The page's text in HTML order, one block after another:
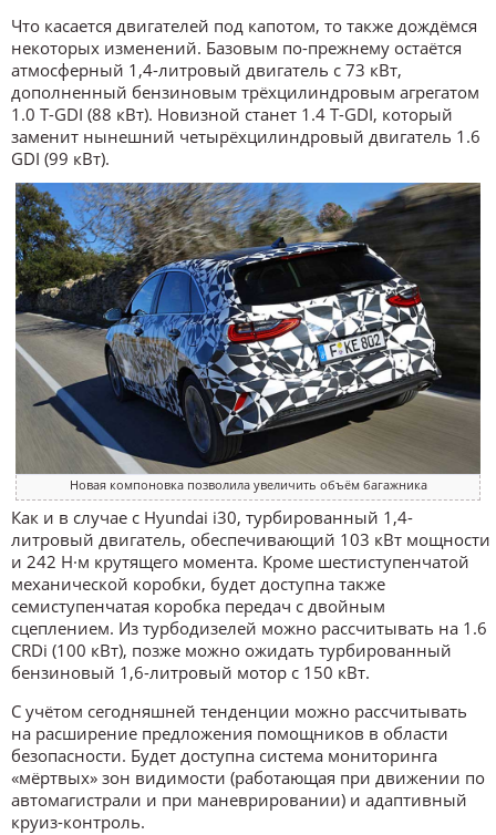
Что касается двигателей под капотом, то также дождёмся
некоторых изменений. Базовым по-прежнему остаётся
атмосферный 1,4-литровый двигатель с 73 кВт,
дополненный бензиновым трёхцилиндровым агрегатом
1.0 T-GDI (88 кВт). Новизной станет 1.4 T-GDI, который
заменит нынешний четырёхцилиндровый двигатель 1.6
GDI (99 кВт).
Новая компоновка позволила увеличить объём багажника
Как и в случае с Hyundai i30, турбированный 1,4-
литровый двигатель, обеспечивающий 103 кВт мощности
и 242 Н·м крутящего момента. Кроме шестиступенчатой
механической коробки, будет доступна также
семиступенчатая коробка передач с двойным
сцеплением. Из турбодизелей можно рассчитывать на 1.6
CRDi (100 кВт), позже можно ожидать турбированный
бензиновый 1,6-литровый мотор с 150 кВт.
С учётом сегодняшней тенденции можно рассчитывать
на расширение предложения помощников в области
безопасности. Будет доступна система мониторинга
«мёртвых» зон видимости (работающая при движении по
автомагистрали и при маневрировании) и адаптивный
круиз-контроль.